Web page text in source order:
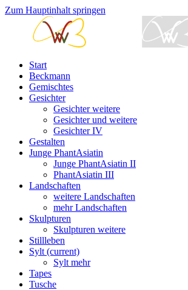
Zum Hauptinhalt springen
Start
Beckmann
Gemischtes
Gesichter
Gesichter weitere
Gesichter und weitere
Gesichter IV
Gestalten
Junge PhantAsiatin
Junge PhantAsiatin II
PhantAsiatin III
Landschaften
weitere Landschaften
mehr Landschaften
Skulpturen
Skulpturen weitere
Stillleben
Sylt (current)
Sylt mehr
Tapes
Tusche